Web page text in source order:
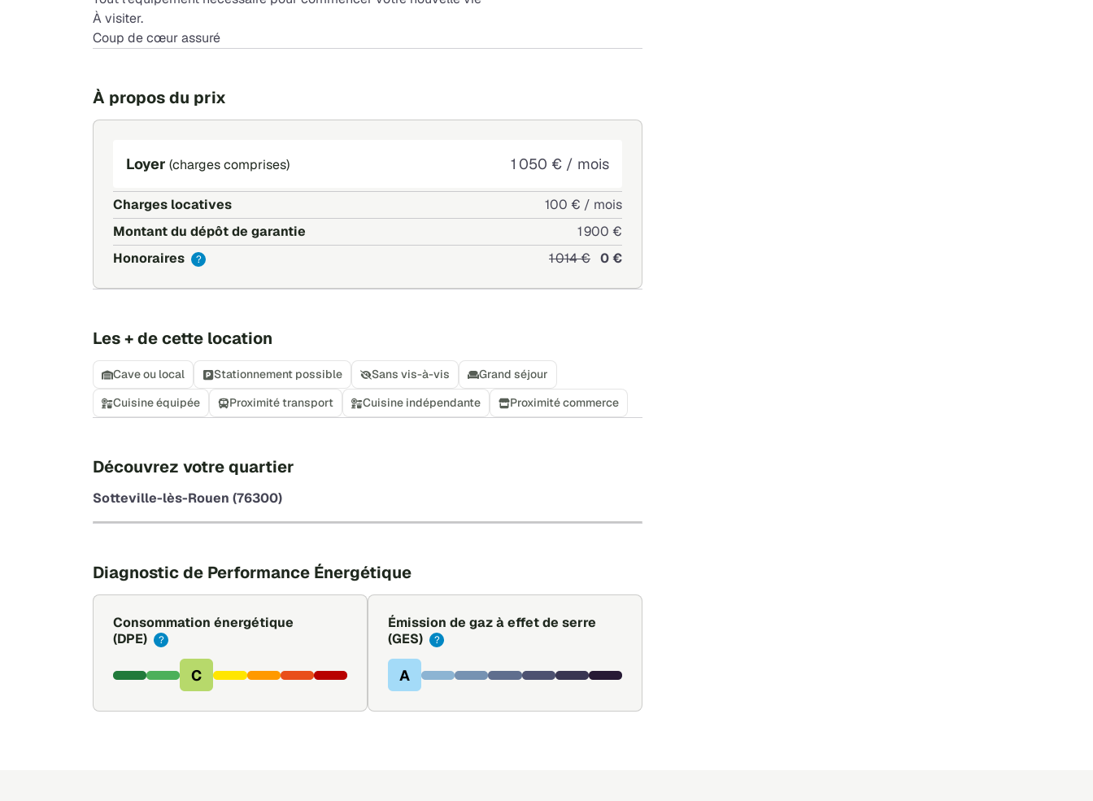
À visiter.
Coup de cœur assuré
À propos du prix
Loyer (charges comprises) 1 050 € / mois
Charges locatives
100 € / mois
Montant du dépôt de garantie
1 900 €
Honoraires
? 1 014 € 0 €
Les + de cette location
Cave ou local Stationnement possible Sans vis-à-vis
Grand séjour
Cuisine équipée
Proximité transport Cuisine indépendante Proximité commerce
Découvrez votre quartier
Sotteville-lès-Rouen (76300)
Diagnostic de Performance Énergétique
Consommation énergétique
(DPE)
?
C
Émission de gaz à effet de serre
(GES)
?
A